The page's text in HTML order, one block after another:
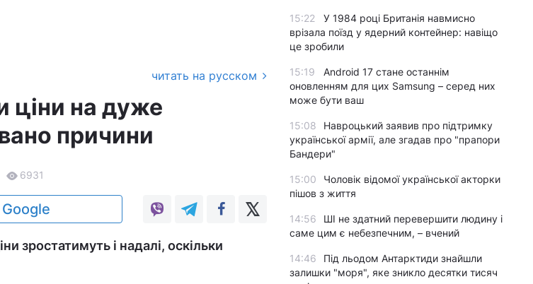
читать на русском
ціни на дуже
причини
6931
зростатимуть і надалі, оскільки
15:22
У 1984 році Британія навмисно
врізала поїзд у ядерний контейнер: навіщо
це зробили
15:19
Android 17 стане останнім
оновленням для цих Samsung – серед них
може бути ваш
15:08
Навроцький заявив про підтримку
української армії, але згадав про "прапори
Бандери"
15:00
Чоловік відомої української акторки
пішов з життя
14:56
ШІ не здатний перевершити людину і
саме цим є небезпечним, – вчений
14:46
Під льодом Антарктиди знайшли
залишки "моря", яке зникло десятки тисяч